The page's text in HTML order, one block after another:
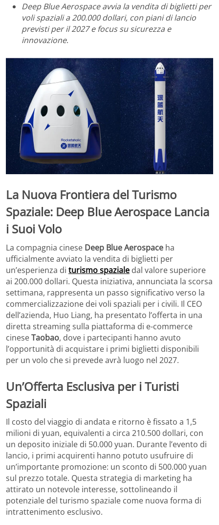
Deep Blue Aerospace avvia la vendita di biglietti per
voli spaziali a 200.000 dollari, con piani di lancio
previsti per il 2027 e focus su sicurezza e
innovazione.
La Nuova Frontiera del Turismo
Spaziale: Deep Blue Aerospace Lancia
i Suoi Volo
La compagnia cinese Deep Blue Aerospace ha
ufficialmente avviato la vendita di biglietti per
un’esperienza di turismo spaziale dal valore superiore
ai 200.000 dollari. Questa iniziativa, annunciata la scorsa
settimana, rappresenta un passo significativo verso la
commercializzazione dei voli spaziali per i civili. Il CEO
dell’azienda, Huo Liang, ha presentato l’offerta in una
diretta streaming sulla piattaforma di e-commerce
cineseTaobao, dove i partecipanti hanno avuto
l’opportunità di acquistare i primi biglietti disponibili
per un volo che si prevede avrà luogo nel 2027.
Un’Offerta Esclusiva per i Turisti
Spaziali
Il costo del viaggio di andata e ritorno è fissato a 1,5
milioni di yuan, equivalenti a circa 210.500 dollari, con
un deposito iniziale di 50.000 yuan. Durante l’evento di
lancio, i primi acquirenti hanno potuto usufruire di
un’importante promozione: un sconto di 500.000 yuan
sul prezzo totale. Questa strategia di marketing ha
attirato un notevole interesse, sottolineando il
potenziale del turismo spaziale come nuova forma di
intrattenimento esclusivo.